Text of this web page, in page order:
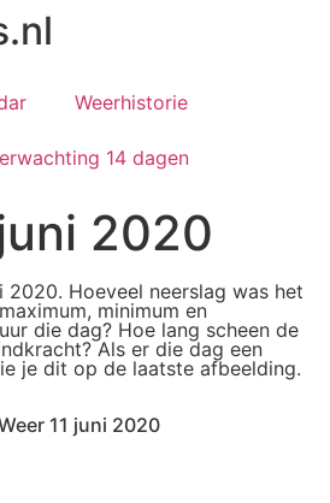
Weerhistorie
14 dagen
2020
2020. Hoeveel neerslag was het
minimum en
die dag? Hoe lang scheen de
Als er die dag een
je dit op de laatste afbeelding.
11 juni 2020